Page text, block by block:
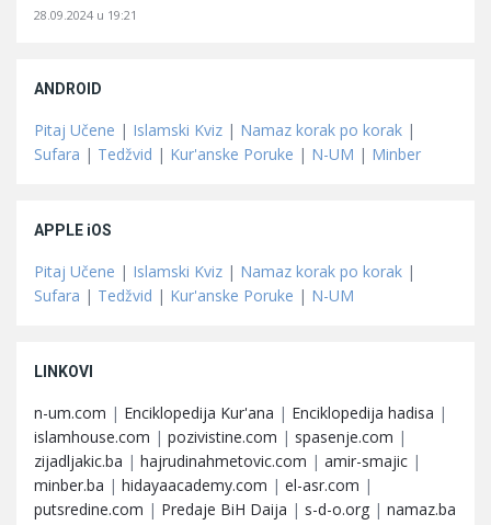
28.09.2024 u 19:21
ANDROID
Pitaj Učene | Islamski Kviz | Namaz korak po korak |
Sufara | Tedžvid | Kur'anske Poruke | N-UM | Minber
APPLE iOS
Pitaj Učene | Islamski Kviz | Namaz korak po korak |
Sufara | Tedžvid | Kur'anske Poruke | N-UM
LINKOVI
n-um.com | Enciklopedija Kur'ana | Enciklopedija hadisa |
islamhouse.com | pozivistine.com | spasenje.com |
zijadljakic.ba | hajrudinahmetovic.com | amir-smajic |
minber.ba | hidayaacademy.com | el-asr.com |
putsredine.com | Predaje BiH Daija | s-d-o.org | namaz.ba